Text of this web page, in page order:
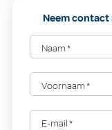
Neem
Naam*
Voornaam*
E-mail*